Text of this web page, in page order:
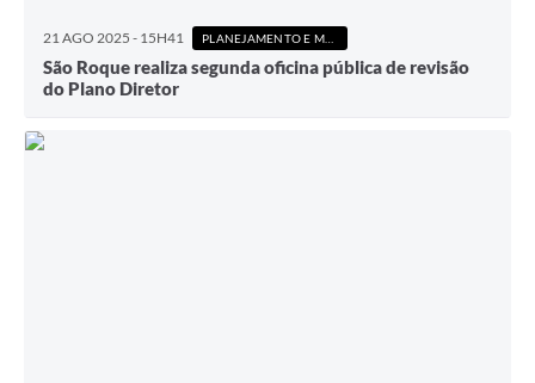
21 AGO 2025 - 15H41
São Roque realiza segunda oficina pública de revisão
do Plano Diretor